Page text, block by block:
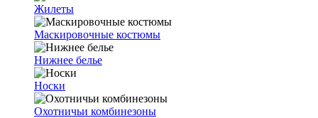
Жилеты
Маскировочные костюмы
Нижнее белье
Носки
Охотничьи комбинезоны